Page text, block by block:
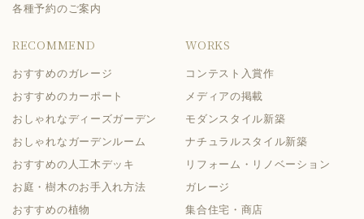
各種予約のご案内
RECOMMEND
おすすめのガレージ
おすすめのカーポート
おしゃれなディーズガーデン
おしゃれなガーデンルーム
おすすめの人工木デッキ
お庭・樹木のお手入れ方法
おすすめの植物
WORKS
コンテスト入賞作
メディアの掲載
モダンスタイル新築
ナチュラルスタイル新築
リフォーム・リノベーション
ガレージ
集合住宅・商店